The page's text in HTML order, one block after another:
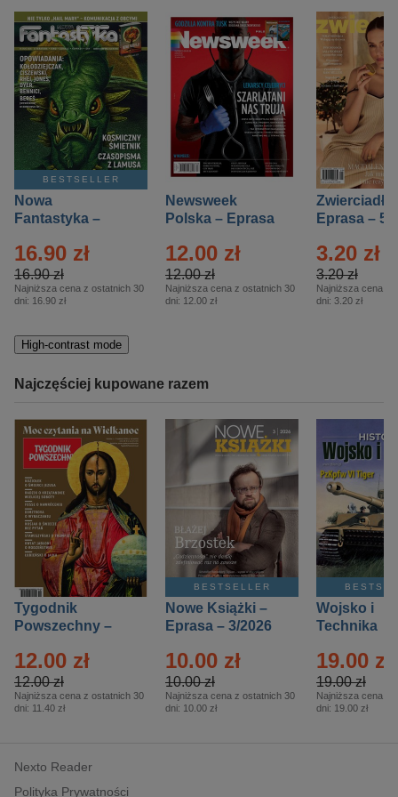
BESTSELLER
Nowa
Fantastyka –
16.90 zł
16.90 zł
Najniższa cena z ostatnich 30
dni: 16.90 zł
Newsweek
Polska – Eprasa
12.00 zł
12.00 zł
Najniższa cena z ostatnich 30
dni: 12.00 zł
Zwierciadło
Eprasa – 5/
3.20 zł
3.20 zł
Najniższa cena z
dni: 3.20 zł
High-contrast mode
Najczęściej kupowane razem
Tygodnik
Powszechny –
12.00 zł
12.00 zł
Najniższa cena z ostatnich 30
dni: 11.40 zł
BESTSELLER
Nowe Książki –
Eprasa – 3/2026
10.00 zł
10.00 zł
Najniższa cena z ostatnich 30
dni: 10.00 zł
Wojsko i
Technika
– 2/2026
19.00 zł
19.00 zł
Najniższa cena z
dni: 19.00 zł
Nexto Reader
Polityka Prywatności